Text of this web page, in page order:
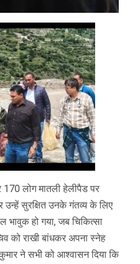
लोग मातली हेलीपैड पर
उन्हें सुरक्षित उनके गंतव्य के लिए
भावुक हो गया, जब चिकित्सा
को राखी बांधकर अपना स्नेह
ने सभी को आश्वासन दिया कि